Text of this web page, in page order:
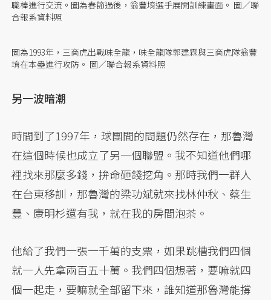
職棒進行交流。圖為春節過後，翁豐堉選手展開訓練畫面。 圖／聯
合報系資料照
圖為1993年，三商虎出戰味全龍，味全龍隊郭建霖與三商虎隊翁豐
堉在本壘進行攻防。 圖／聯合報系資料照
另一波暗潮
時間到了1997年，球團間的問題仍然存在，那魯灣
在這個時候也成立了另一個聯盟。我不知道他們哪
裡找來那麼多錢，拚命砸錢挖角。那時我們一群人
在台東移訓，那魯灣的梁功斌就來找林仲秋、蔡生
豐、康明杉還有我，就在我的房間泡茶。
他給了我們一張一千萬的支票，如果跳槽我們四個
就一人先拿兩百五十萬。我們四個想著，要嘛就四
個一起走，要嘛就全部留下來，誰知道那魯灣能撐